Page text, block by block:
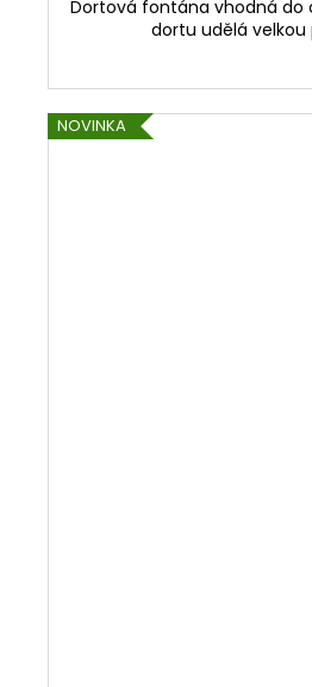
Dortová fontána vhodná do
dortu udělá velkou
NOVINKA